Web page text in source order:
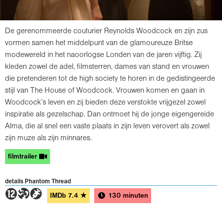
De gerenommeerde couturier Reynolds Woodcock en zijn zus
vormen samen het middelpunt van de glamoureuze Britse
modewereld in het naoorlogse Londen van de jaren vijftig. Zij
kleden zowel de adel, filmsterren, dames van stand en vrouwen
die pretenderen tot de high society te horen in de gedistingeerde
stijl van The House of Woodcock. Vrouwen komen en gaan in
Woodcock’s leven en zij bieden deze verstokte vrijgezel zowel
inspiratie als gezelschap. Dan ontmoet hij de jonge eigengereide
Alma, die al snel een vaste plaats in zijn leven verovert als zowel
zijn muze als zijn minnares.
filmtrailer
details Phantom Thread
4TH IMDb 7.4 ★ 130 minuten